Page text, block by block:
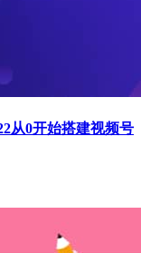
从0开始搭建视频号